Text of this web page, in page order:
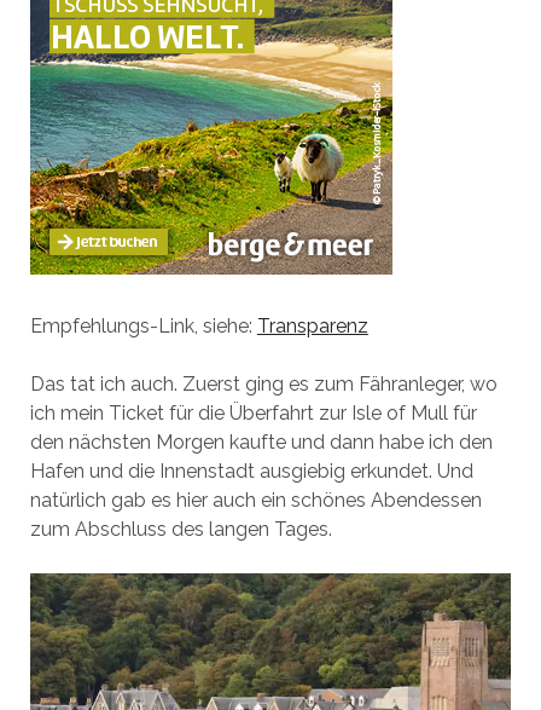
Empfehlungs-Link, siehe: Transparenz
Das tat ich auch. Zuerst ging es zum Fähranleger, wo
ich mein Ticket für die Überfahrt zur Isle of Mull für
den nächsten Morgen kaufte und dann habe ich den
Hafen und die Innenstadt ausgiebig erkundet. Und
natürlich gab es hier auch ein schönes Abendessen
zum Abschluss des langen Tages.